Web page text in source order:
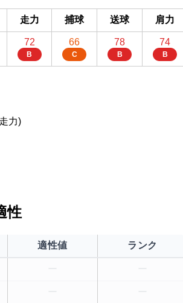
走力 捕球 送球 肩力
72
B
66
C
78
B
74
B
力)
性
適性値 ランク